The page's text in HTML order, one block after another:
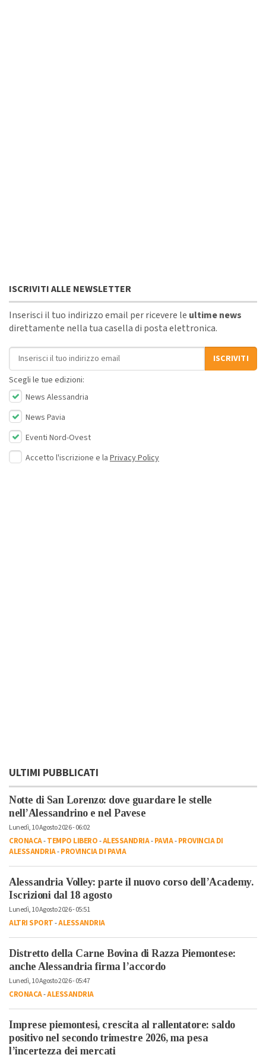
ISCRIVITI ALLE NEWSLETTER
Inserisci il tuo indirizzo email per ricevere le ultime news
direttamente nella tua casella di posta elettronica.
Indirizzo email
ISCRIVITI
Scegli le tue edizioni:
News Alessandria
News Pavia
Eventi Nord-Ovest
Accetto l'iscrizione e la Privacy Policy
ULTIMI PUBBLICATI
Notte di San Lorenzo: dove guardare le stelle
nell’Alessandrino e nel Pavese
Lunedì, 10 Agosto 2026 - 06:02
CRONACA-TEMPO LIBERO-ALESSANDRIA-PAVIA-PROVINCIA DI
ALESSANDRIA-PROVINCIA DI PAVIA
Alessandria Volley: parte il nuovo corso dell’Academy.
Iscrizioni dal 18 agosto
Lunedì, 10 Agosto 2026 - 05:51
ALTRI SPORT-ALESSANDRIA
Distretto della Carne Bovina di Razza Piemontese:
anche Alessandria firma l’accordo
Lunedì, 10 Agosto 2026 - 05:47
CRONACA-ALESSANDRIA
Imprese piemontesi, crescita al rallentatore: saldo
positivo nel secondo trimestre 2026, ma pesa
l’incertezza dei mercati